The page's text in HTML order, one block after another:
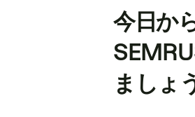
今日か
ましょ